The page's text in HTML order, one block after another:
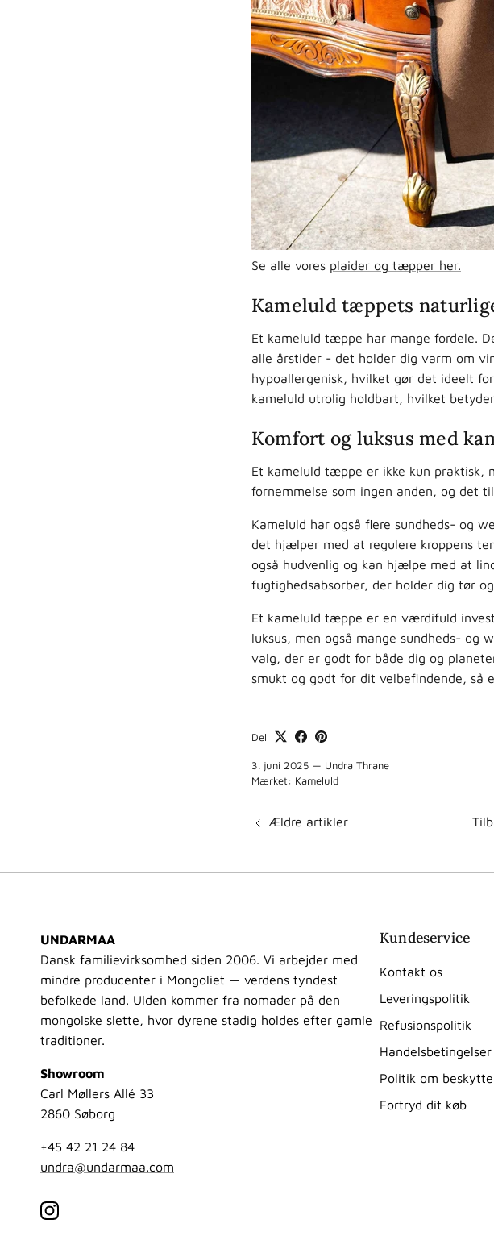
Se alle vores plaider og tæpper her.
Kameluld tæppets
Et kameluld tæppe har mange fordele.
alle årstider - det holder dig varm om
hypoallergenisk, hvilket gør det ideelt
kameluld utrolig holdbart, hvilket
Komfort og luksus med
Et kameluld tæppe er ikke kun praktisk,
fornemmelse som ingen anden, og det
Kameluld har også flere sundheds- og
det hjælper med at regulere kroppens
også hudvenlig og kan hjælpe med at
fugtighedsabsorber, der holder dig tør
Et kameluld tæppe er en værdifuld
luksus, men også mange sundheds- og
valg, der er godt for både dig og
smukt og godt for dit velbefindende,
Del
3. juni 2025 — Undra Thrane
Mærket: Kameluld
Ældre artikler
UNDARMAA
Dansk familievirksomhed siden 2006. Vi arbejder med
mindre producenter i Mongoliet — verdens tyndest
befolkede land. Ulden kommer fra nomader på den
mongolske slette, hvor dyrene stadig holdes efter gamle
traditioner.
Showroom
Carl Møllers Allé 33
2860 Søborg
+45 42 21 24 84
undra@undarmaa.com
Instagram
Kundeservice
Kontakt os
Leveringspolitik
Refusionspolitik
Handelsbetingelser
Politik om
Fortryd dit køb